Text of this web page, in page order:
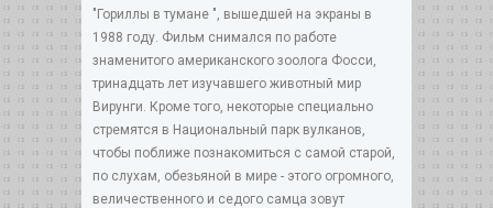
"Гориллы в тумане ", вышедшей на экраны в
1988 году. Фильм снимался по работе
знаменитого американского зоолога Фосси,
тринадцать лет изучавшего животный мир
Вирунги. Кроме того, некоторые специально
стремятся в Национальный парк вулканов,
чтобы поближе познакомиться с самой старой,
по слухам, обезьяной в мире - этого огромного,
величественного и седого самца зовут